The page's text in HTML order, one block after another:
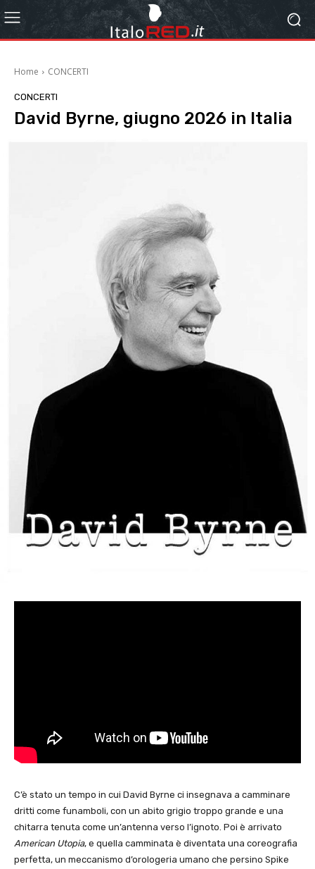
Home CONCERTI
CONCERTI
David Byrne, giugno 2026 in Italia
C’è stato un tempo in cui David Byrne ci insegnava a camminare
dritti come funamboli, con un abito grigio troppo grande e una
chitarra tenuta come un’antenna verso l’ignoto. Poi è arrivato
American Utopia, e quella camminata è diventata una coreografia
perfetta, un meccanismo d’orologeria umano che persino Spike